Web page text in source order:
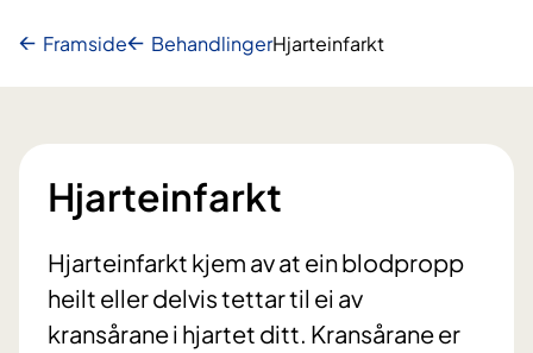
Framside BehandlingerHjarteinfarkt
Hjarteinfarkt
Hjarteinfarkt kjem av at ein blodpropp
heilt eller delvis tettar til ei av
kransårane i hjartet ditt. Kransårane er